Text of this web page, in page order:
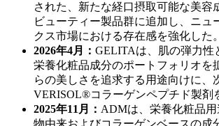
された、新たな経口摂取可能な美容
ビューティー製品群に追加し、ニュ
クス市場における存在感を強化した。
2026年4月： GELITAは、肌の弾力性
栄養化粧品成分のポートフォリオを
らの美しさを追求する用途向けに、
VERISOL®コラーゲンペプチド製剤
2025年11月： ADMは、栄養化粧品